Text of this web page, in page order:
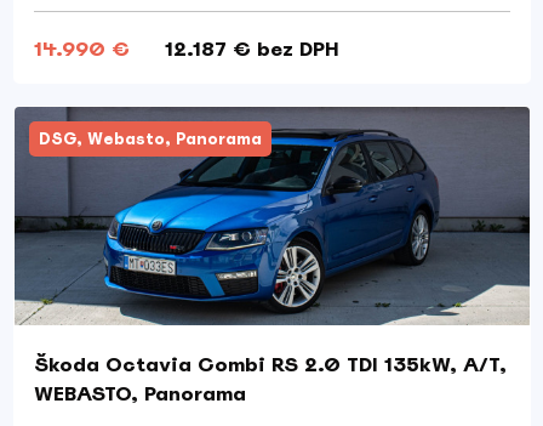
14.990 € 12.187 € bez DPH
DSG, Webasto, Panorama
Škoda Octavia Combi RS 2.0 TDI 135kW, A/T,
WEBASTO, Panorama